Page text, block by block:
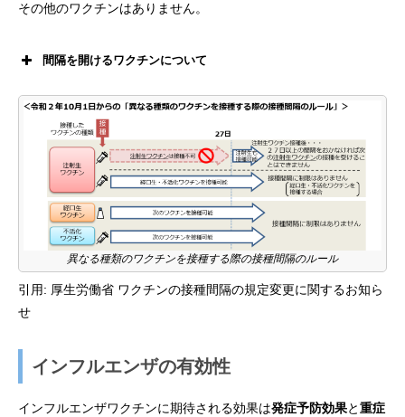
その他のワクチンはありません。
間隔を開けるワクチンについて
異なる種類のワクチンを接種する際の接種間隔のルール
引用: 厚生労働省 ワクチンの接種間隔の規定変更に関するお知ら
せ
インフルエンザの有効性
インフルエンザワクチンに期待される効果は発症予防効果と重症